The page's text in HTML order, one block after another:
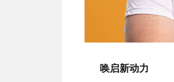
唤启新动力